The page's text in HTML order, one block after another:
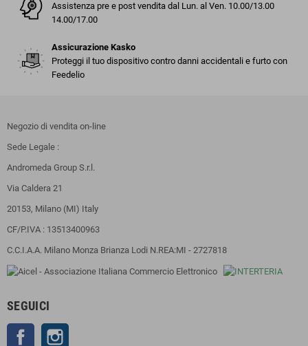
Assistenza pre e post vendita dal Lun. al Ven. 10.00/13.00
14.00/17.00
Assicurazione Kasko
Proteggi il tuo dispositivo contro danni accidentali e furto con
Feedelio
Negozio di vendita on-line
Sede Legale :
Andromeda Group S.r.l.
Via Caldera 21
20153, Milano (MI) Italy
CF/P.IVA : 13513400963
C.C.I.A.A. Milano Monza Brianza Lodi N.REA:MI - 2727818
SEGUICI
Facebook